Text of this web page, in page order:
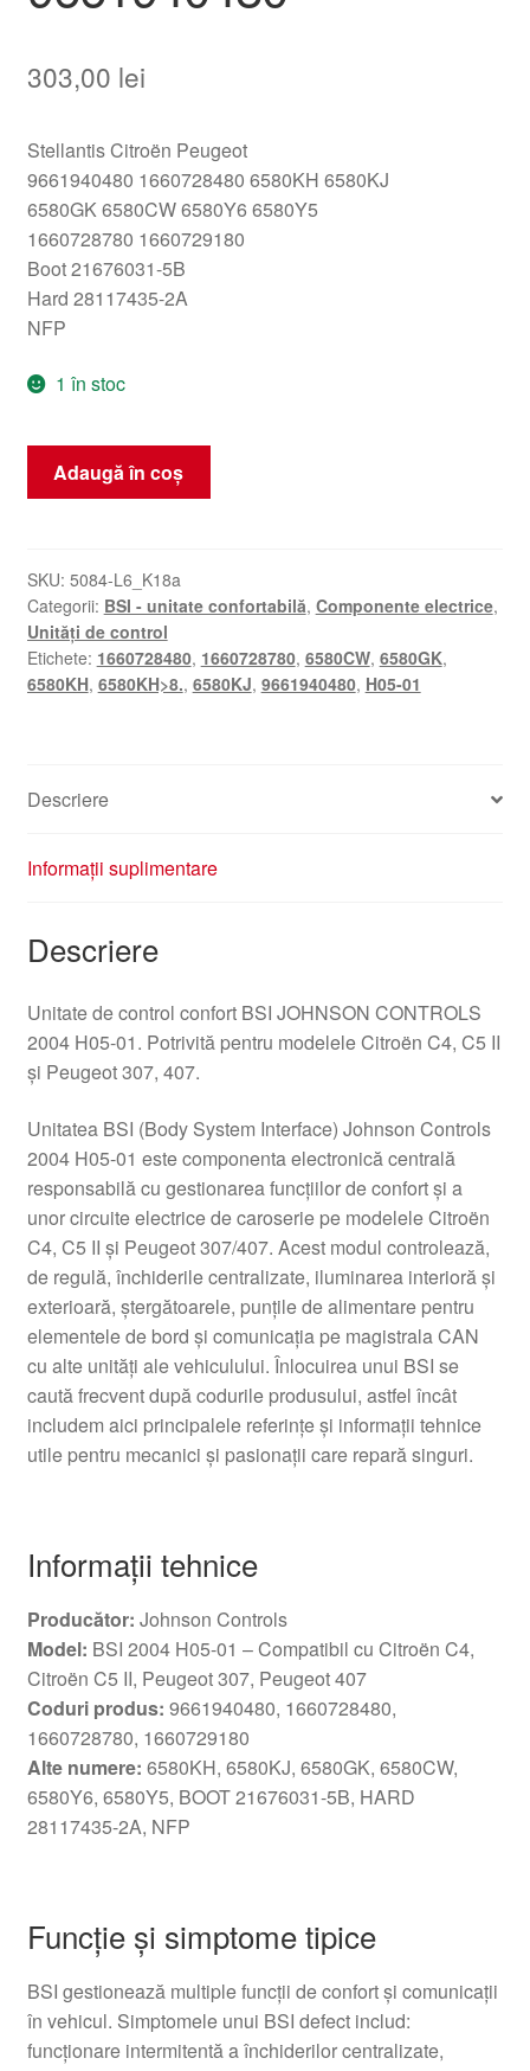
303,00 lei
Stellantis Citroën Peugeot
9661940480 1660728480 6580KH 6580KJ
6580GK 6580CW 6580Y6 6580Y5
1660728780 1660729180
Boot 21676031-5B
Hard 28117435-2A
NFP
1 în stoc
Cantitate
Unitate
BSI
(ECU)
2004
H05-
01
Adaugă în coș
SKU: 5084-L6_K18a
Categorii: BSI - unitate confortabilă, Componente electrice,
Unități de control
Etichete: 1660728480, 1660728780, 6580CW, 6580GK,
6580KH, 6580KH>8., 6580KJ, 9661940480, H05-01
Descriere
Informații suplimentare
Descriere
Unitate de control confort BSI JOHNSON CONTROLS
2004 H05-01. Potrivită pentru modelele Citroën C4, C5 II
și Peugeot 307, 407.
Unitatea BSI (Body System Interface) Johnson Controls
2004 H05-01 este componenta electronică centrală
responsabilă cu gestionarea funcțiilor de confort și a
unor circuite electrice de caroserie pe modelele Citroën
C4, C5 II și Peugeot 307/407. Acest modul controlează,
de regulă, închiderile centralizate, iluminarea interioră și
exterioară, ștergătoarele, punțile de alimentare pentru
elementele de bord și comunicația pe magistrala CAN
cu alte unități ale vehiculului. Înlocuirea unui BSI se
caută frecvent după codurile produsului, astfel încât
includem aici principalele referințe și informații tehnice
utile pentru mecanici și pasionații care repară singuri.
Informații tehnice
Producător: Johnson Controls
Model: BSI 2004 H05-01 – Compatibil cu Citroën C4,
Citroën C5 II, Peugeot 307, Peugeot 407
Coduri produs: 9661940480, 1660728480,
1660728780, 1660729180
Alte numere: 6580KH, 6580KJ, 6580GK, 6580CW,
6580Y6, 6580Y5, BOOT 21676031-5B, HARD
28117435-2A, NFP
Funcție și simptome tipice
BSI gestionează multiple funcții de confort și comunicații
în vehicul. Simptomele unui BSI defect includ:
funcționare intermitentă a închiderilor centralizate,